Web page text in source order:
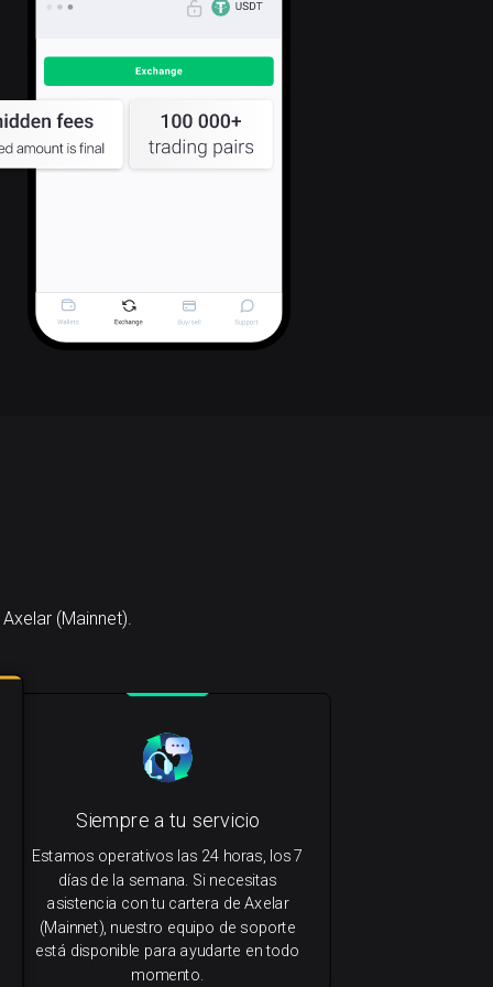
(Mainnet).
Siempre a tu servicio
Estamos operativos las 24 horas, los 7
días de la semana. Si necesitas
asistencia con tu cartera de Axelar
(Mainnet), nuestro equipo de soporte
está disponible para ayudarte en todo
momento.